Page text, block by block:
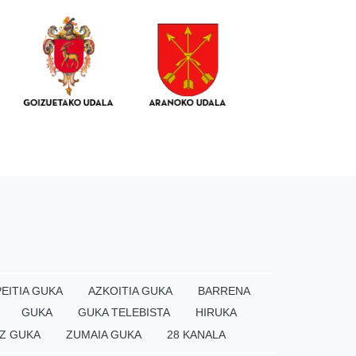
GUKA AZKOITIA GUKA
BARRENA
GUKA GUKA TELEBISTA
HIRUKA
GUKA ZUMAIA GUKA 28 KANALA